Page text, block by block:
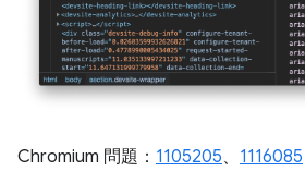
Chromium 問題： 1105205、 1116085